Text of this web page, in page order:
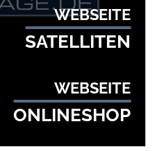
WEBSEITE
SATELLITEN
WEBSEITE
ONLINESHOP